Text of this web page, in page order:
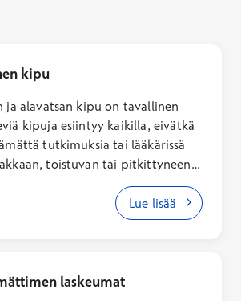
kipu
ja alavatsan kipu on tavallinen
kipuja esiintyy kaikilla, eivätkä
tutkimuksia tai lääkärissä
toistuvan tai pitkittyneen
Lue lisää
laskeumat